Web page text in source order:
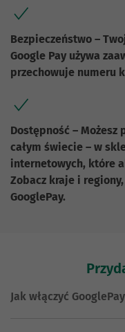
Bezpieczeństwo –
Google Pay używa
przechowuje numeru
Dostępność –
całym świecie – w
internetowych, które
Zobacz kraje i
GooglePay.
Jak włączyć